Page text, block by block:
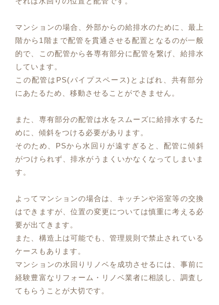
マンションの場合、外部からの給排水のために、最上
階から1階まで配管を貫通させる配置となるのが一般
的で、この配管から各専有部分に配管を繋げ、給排水
しています。
この配管はPS(パイプスペース)とよばれ、共有部分
にあたるため、移動させることができません。
また、専有部分の配管は水をスムーズに給排水するた
めに、傾斜をつける必要があります。
そのため、PSから水回りが遠すぎると、配管に傾斜
がつけられず、排水がうまくいかなくなってしまいま
す。
よってマンションの場合は、キッチンや浴室等の交換
はできますが、位置の変更については慎重に考える必
要が出てきます。
また、構造上は可能でも、管理規則で禁止されている
ケースもあります。
マンションの水回りリノベを成功させるには、事前に
経験豊富なリフォーム・リノベ業者に相談し、調査し
てもらうことが大切です。